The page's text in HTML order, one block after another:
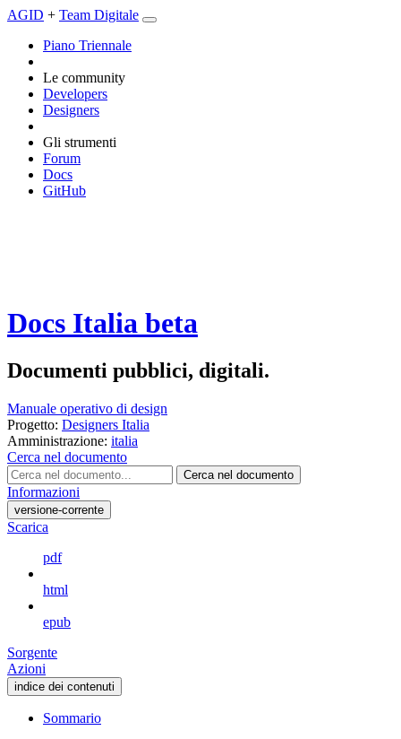
AGID + Team Digitale
Piano Triennale
Le community
Developers
Designers
Gli strumenti
Forum
Docs
GitHub
Docs Italia beta
Documenti pubblici, digitali.
Manuale operativo di design
Progetto: Designers Italia
Amministrazione: italia
Cerca nel documento
Cerca nel documento
Informazioni
versione-corrente
Scarica
pdf
html
epub
Sorgente
Azioni
indice dei contenuti
Sommario